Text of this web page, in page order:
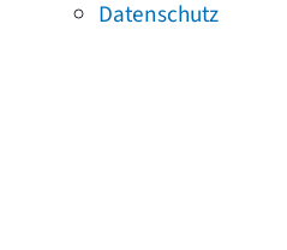
Datenschutz